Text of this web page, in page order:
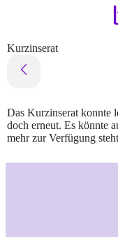
Kurzinserat
Das Kurzinserat konnte
doch erneut. Es könnte
mehr zur Verfügung